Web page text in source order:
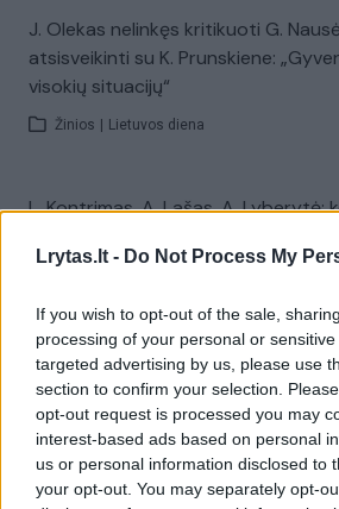
Lrytas.lt - Do Not Process My
If you wish to opt-out of the sale,
processing of your personal or
targeted advertising by us, please use
section to confirm your selection.
opt-out request is processed you may
interest-based ads based on personal
us or personal information disclosed to
your opt-out. You may separately opt-
J. Olekas nelinkęs kritikuoti G.
atsisveikinti su K. Prunskiene:
visokių situacijų“
Žinios Lietuvos diena
L. Kontrimas, A. Lašas, A. Lyberytė:
Visi įrašai
Žiūrimiausi